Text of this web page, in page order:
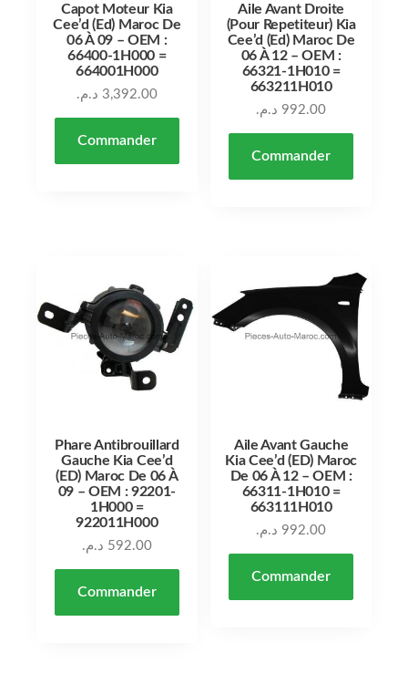
Capot Moteur Kia
Cee’d (Ed) Maroc De
06 À 09 – OEM :
66400-1H000 =
664001H000
3,392.00 د.م.
Commander
Aile Avant Droite
(Pour Repetiteur) Kia
Cee’d (Ed) Maroc De
06 À 12 – OEM :
66321-1H010 =
663211H010
992.00 د.م.
Commander
Phare Antibrouillard
Gauche Kia Cee’d
(ED) Maroc De 06 À
09 – OEM : 92201-
1H000 =
922011H000
592.00 د.م.
Commander
Aile Avant Gauche
Kia Cee’d (ED) Maroc
De 06 À 12 – OEM :
66311-1H010 =
663111H010
992.00 د.م.
Commander